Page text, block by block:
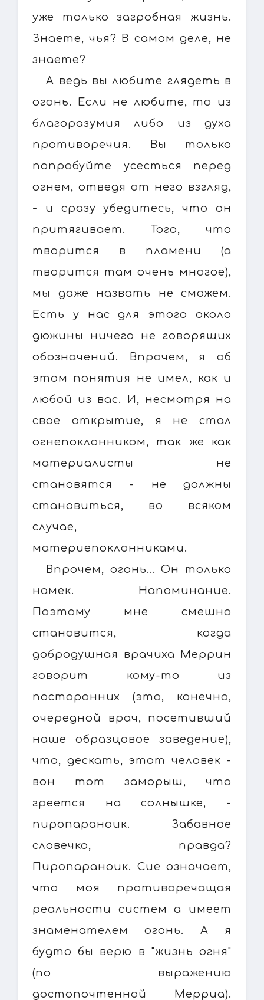
уже только загробная жизнь.
Знаете, чья? В самом деле, не
знаете?
А ведь вы любите глядеть в
огонь. Если не любите, то из
благоразумия либо из духа
противоречия. Вы только
попробуйте усесться перед
огнем, отведя от него взгляд,
- и сразу убедитесь, что он
притягивает. Того, что
творится в пламени (а
творится там очень многое),
мы даже назвать не сможем.
Есть у нас для этого около
дюжины ничего не говорящих
обозначений. Впрочем, я об
этом понятия не имел, как и
любой из вас. И, несмотря на
свое открытие, я не стал
огнепоклонником, так же как
материалисты не
становятся - не должны
становиться, во всяком
случае,
материепоклонниками.
Впрочем, огонь... Он только
намек. Напоминание.
Поэтому мне смешно
становится, когда
добродушная врачиха Меррин
говорит кому-то из
посторонних (это, конечно,
очередной врач, посетивший
наше образцовое заведение),
что, дескать, этот человек -
вон тот заморыш, что
греется на солнышке, -
пиропараноик. Забавное
словечко, правда?
Пиропараноик. Сие означает,
что моя противоречащая
реальности систем а имеет
знаменателем огонь. А я
будто бы верю в "жизнь огня"
(по выражению
достопочтенной Мерриа).